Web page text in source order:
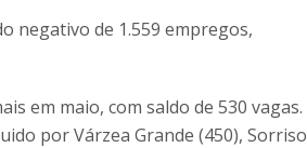
negativo de 1.559 empregos,
em maio, com saldo de 530 vagas.
por Várzea Grande (450), Sorriso